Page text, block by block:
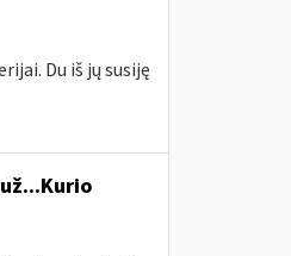
Du iš jų susiję